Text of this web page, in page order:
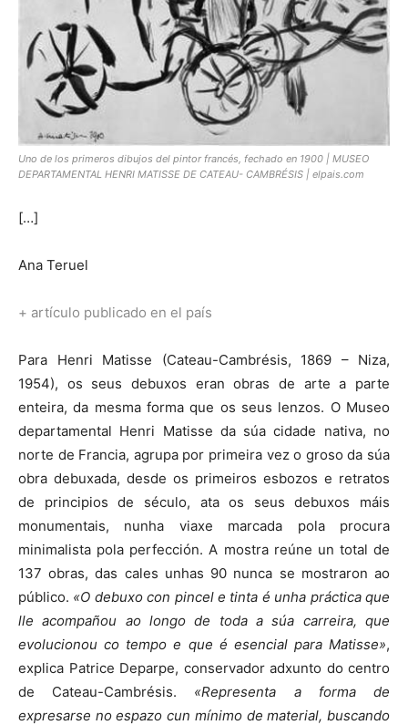
Uno de los primeros dibujos del pintor francés, fechado en 1900 | MUSEO
DEPARTAMENTAL HENRI MATISSE DE CATEAU- CAMBRÉSIS | elpais.com
[…]
Ana Teruel
+ artículo publicado en el país
Para Henri Matisse (Cateau-Cambrésis, 1869 – Niza,
1954), os seus debuxos eran obras de arte a parte
enteira, da mesma forma que os seus lenzos. O Museo
departamental Henri Matisse da súa cidade nativa, no
norte de Francia, agrupa por primeira vez o groso da súa
obra debuxada, desde os primeiros esbozos e retratos
de principios de século, ata os seus debuxos máis
monumentais, nunha viaxe marcada pola procura
minimalista pola perfección. A mostra reúne un total de
137 obras, das cales unhas 90 nunca se mostraron ao
público. «O debuxo con pincel e tinta é unha práctica que
lle acompañou ao longo de toda a súa carreira, que
evolucionou co tempo e que é esencial para Matisse»,
explica Patrice Deparpe, conservador adxunto do centro
de Cateau-Cambrésis. «Representa a forma de
expresarse no espazo cun mínimo de material, buscando